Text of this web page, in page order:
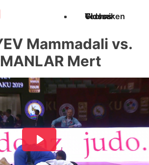
Techniken
Videos
Glossar
Mammadali vs.
Mert